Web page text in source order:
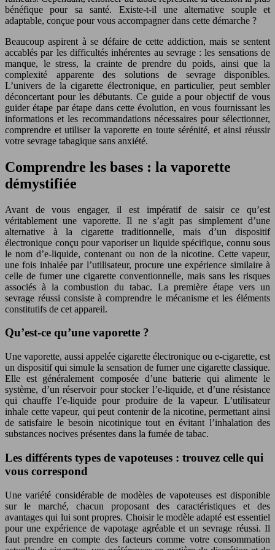
bénéfique pour sa santé. Existe-t-il une alternative souple et
adaptable, conçue pour vous accompagner dans cette démarche ?
Beaucoup aspirent à se défaire de cette addiction, mais se sentent
accablés par les difficultés inhérentes au sevrage : les sensations de
manque, le stress, la crainte de prendre du poids, ainsi que la
complexité apparente des solutions de sevrage disponibles.
L’univers de la cigarette électronique, en particulier, peut sembler
déconcertant pour les débutants. Ce guide a pour objectif de vous
guider étape par étape dans cette évolution, en vous fournissant les
informations et les recommandations nécessaires pour sélectionner,
comprendre et utiliser la vaporette en toute sérénité, et ainsi réussir
votre sevrage tabagique sans anxiété.
Comprendre les bases : la vaporette
démystifiée
Avant de vous engager, il est impératif de saisir ce qu’est
véritablement une vaporette. Il ne s’agit pas simplement d’une
alternative à la cigarette traditionnelle, mais d’un dispositif
électronique conçu pour vaporiser un liquide spécifique, connu sous
le nom d’e-liquide, contenant ou non de la nicotine. Cette vapeur,
une fois inhalée par l’utilisateur, procure une expérience similaire à
celle de fumer une cigarette conventionnelle, mais sans les risques
associés à la combustion du tabac. La première étape vers un
sevrage réussi consiste à comprendre le mécanisme et les éléments
constitutifs de cet appareil.
Qu’est-ce qu’une vaporette ?
Une vaporette, aussi appelée cigarette électronique ou e-cigarette, est
un dispositif qui simule la sensation de fumer une cigarette classique.
Elle est généralement composée d’une batterie qui alimente le
système, d’un réservoir pour stocker l’e-liquide, et d’une résistance
qui chauffe l’e-liquide pour produire de la vapeur. L’utilisateur
inhale cette vapeur, qui peut contenir de la nicotine, permettant ainsi
de satisfaire le besoin nicotinique tout en évitant l’inhalation des
substances nocives présentes dans la fumée de tabac.
Les différents types de vapoteuses : trouvez celle qui
vous correspond
Une variété considérable de modèles de vapoteuses est disponible
sur le marché, chacun proposant des caractéristiques et des
avantages qui lui sont propres. Choisir le modèle adapté est essentiel
pour une expérience de vapotage agréable et un sevrage réussi. Il
faut prendre en compte des facteurs comme votre consommation